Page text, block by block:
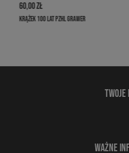
Twisto Pay jest
metod płacenia za
60,00 ZŁ
KRĄŻEK 100 LAT PZHL GRAWER
TWOJE
WAŻNE